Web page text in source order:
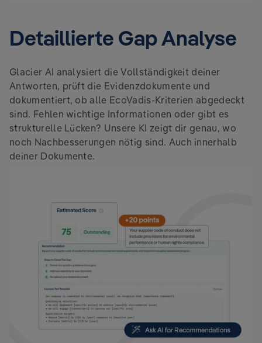
Detaillierte Gap Analyse
Glacier AI analysiert die Vollständigkeit deiner
Antworten, prüft die Evidenzdokumente und
dokumentiert, ob alle EcoVadis-Kriterien abgedeckt
sind. Fehlen wichtige Informationen oder gibt es
strukturelle Lücken? Unsere KI zeigt dir genau, wo
noch Nachbesserungen nötig sind. Auch innerhalb
deiner Dokumente.